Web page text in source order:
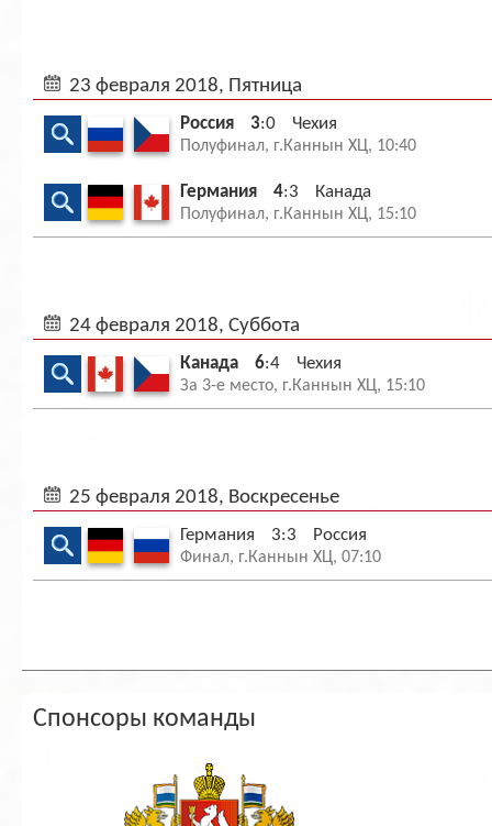
23 февраля 2018, Пятница
Россия 3:0 Чехия
Полуфинал, г.Каннын ХЦ, 10:40
Германия 4:3 Канада
Полуфинал, г.Каннын ХЦ, 15:10
24 февраля 2018, Суббота
Канада 6:4 Чехия
За 3-е место, г.Каннын ХЦ, 15:10
25 февраля 2018, Воскресенье
Германия 3:3 Россия
Финал, г.Каннын ХЦ, 07:10
Спонсоры команды